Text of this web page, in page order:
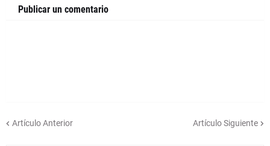
Publicar un comentario
Artículo Anterior Artículo Siguiente